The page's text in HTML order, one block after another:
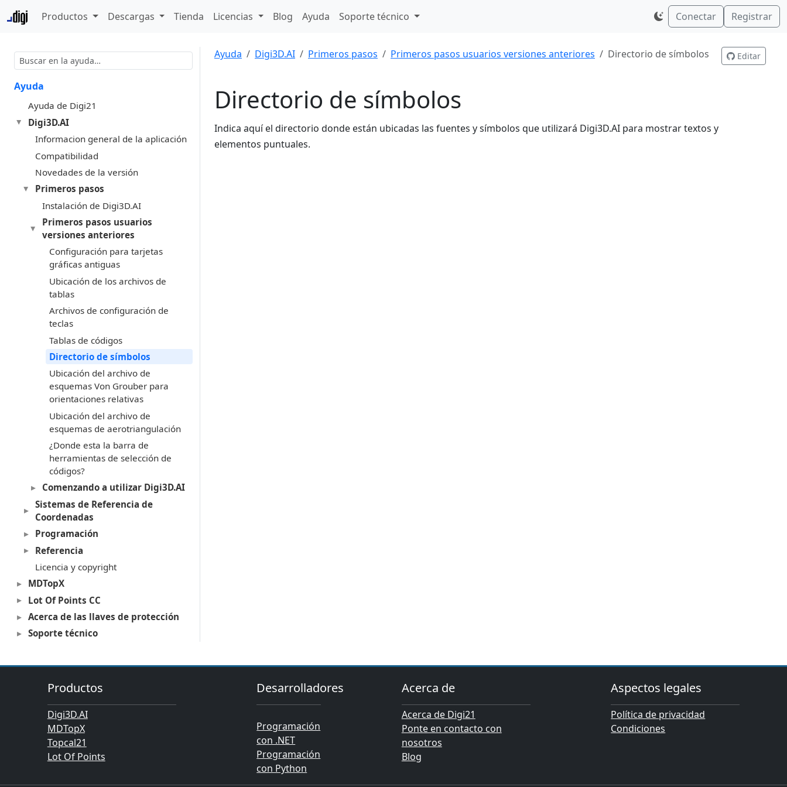
Productos Descargas Tienda Licencias Blog Ayuda Soporte técnico Conectar Registrar
Ayuda
Ayuda de Digi21
Digi3D.AI
Informacion general de la aplicación
Compatibilidad
Novedades de la versión
Primeros pasos
Instalación de Digi3D.AI
Primeros pasos usuarios
versiones anteriores
Configuración para tarjetas
gráficas antiguas
Ubicación de los archivos de
tablas
Archivos de configuración de
teclas
Tablas de códigos
Directorio de símbolos
Ubicación del archivo de
esquemas Von Grouber para
orientaciones relativas
Ubicación del archivo de
esquemas de aerotriangulación
¿Donde esta la barra de
herramientas de selección de
códigos?
Comenzando a utilizar Digi3D.AI
Sistemas de Referencia de
Coordenadas
Programación
Referencia
Licencia y copyright
MDTopX
Lot Of Points CC
Acerca de las llaves de protección
Soporte técnico
Ayuda Digi3D.AI Primeros pasos Primeros pasos usuarios versiones anteriores Directorio de símbolos Editar
Directorio de símbolos
Indica aquí el directorio donde están ubicadas las fuentes y símbolos que utilizará Digi3D.AI para mostrar textos y
elementos puntuales.
Productos
Digi3D.AI
MDTopX
Topcal21
Lot Of Points
Desarrolladores
Programación
con .NET
Programación
con Python
Acerca de
Acerca de Digi21
Ponte en contacto con
nosotros
Blog
Aspectos legales
Política de privacidad
Condiciones